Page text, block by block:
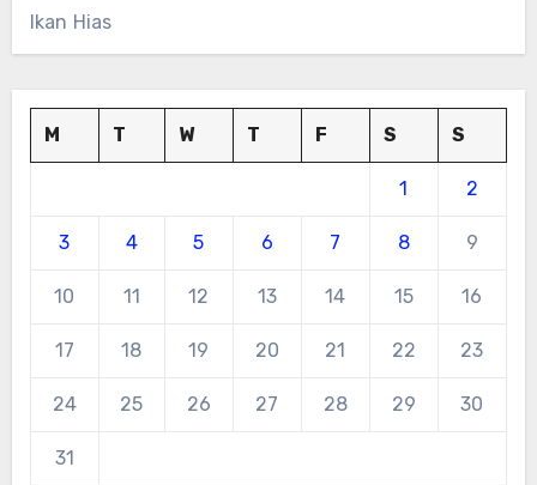
Ikan Hias
M T W T F S S
1 2
3 4 5 6 7 8 9
10 11 12 13 14 15 16
17 18 19 20 21 22 23
24 25 26 27 28 29 30
31